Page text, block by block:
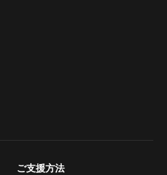
ご支援方法